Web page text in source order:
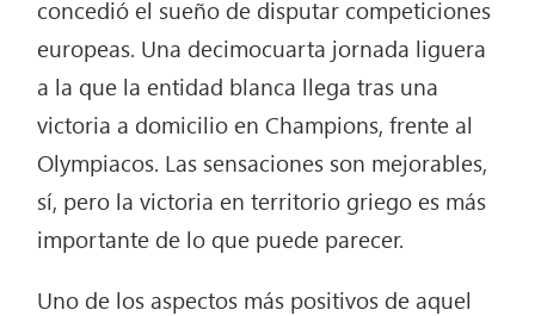
concedió el sueño de disputar competiciones
europeas. Una decimocuarta jornada liguera
a la que la entidad blanca llega tras una
victoria a domicilio en Champions, frente al
Olympiacos. Las sensaciones son mejorables,
sí, pero la victoria en territorio griego es más
importante de lo que puede parecer.
Uno de los aspectos más positivos de aquel